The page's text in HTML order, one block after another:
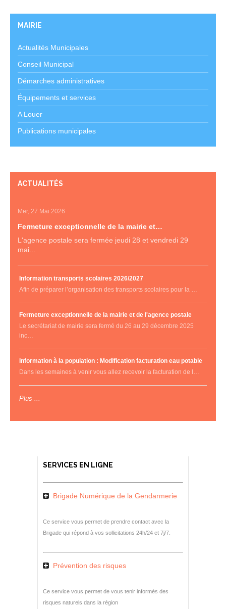
MAIRIE
Actualités Municipales
Conseil Municipal
Démarches administratives
Équipements et services
A Louer
Publications municipales
ACTUALITÉS
Mer, 27 Mai 2026
Fermeture exceptionnelle de la mairie et…
L'agence postale sera fermée jeudi 28 et vendredi 29
mai...
Information transports scolaires 2026/2027
Afin de préparer l’organisation des transports scolaires pour la …
Fermeture exceptionnelle de la mairie et de l'agence postale
Le secrétariat de mairie sera fermé du 26 au 29 décembre 2025
inc…
Information à la population : Modification facturation eau potable
Dans les semaines à venir vous allez recevoir la facturation de l…
Plus ...
SERVICES EN LIGNE
Brigade Numérique de la Gendarmerie
Ce service vous permet de prendre contact avec la
Brigade qui répond à vos sollicitations 24h/24 et 7j/7.
Prévention des risques
Ce service vous permet de vous tenir informés des
risques naturels dans la région